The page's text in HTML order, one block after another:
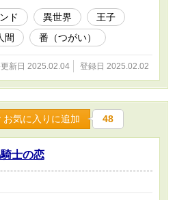
ド 異世界
王子
間 番（つがい）
新日 2025.02.04 登録日 2025.02.02
お気に入りに追加 48
士の恋